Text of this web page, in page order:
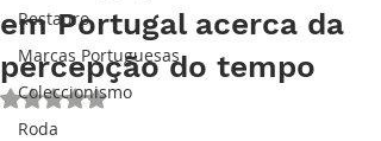
Restauro
Marcas Portuguesas
Coleccionismo
Roda
em Portugal acerca da
percepção do tempo
Avaliado com NaN de 5 estrelas.